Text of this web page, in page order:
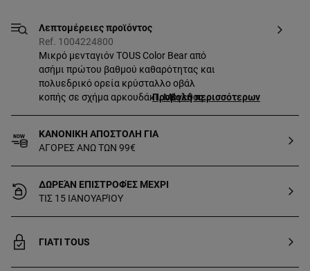
Λεπτομέρειες προϊόντος
Ref. 1004224800
Μικρό μενταγιόν TOUS Color Bear από
ασήμι πρώτου βαθμού καθαρότητας και
πολυεδρικό ορεία κρύσταλλο οβάλ
κοπής σε σχήμα αρκουδάκι. ΜέγεθοςΠροβολή περισσότερων
ΚΑΝΟΝΙΚΗ ΑΠΟΣΤΟΛΗ ΓΙΑ
ΑΓΟΡΕΣ ΑΝΩ ΤΩΝ 99€
ΔΩΡΕΆΝ ΕΠΙΣΤΡΟΦΈΣ ΜΈΧΡΙ
ΤΙΣ 15 ΙΑΝΟΥΑΡΊΟΥ
ΓΙΑΤΙ TOUS